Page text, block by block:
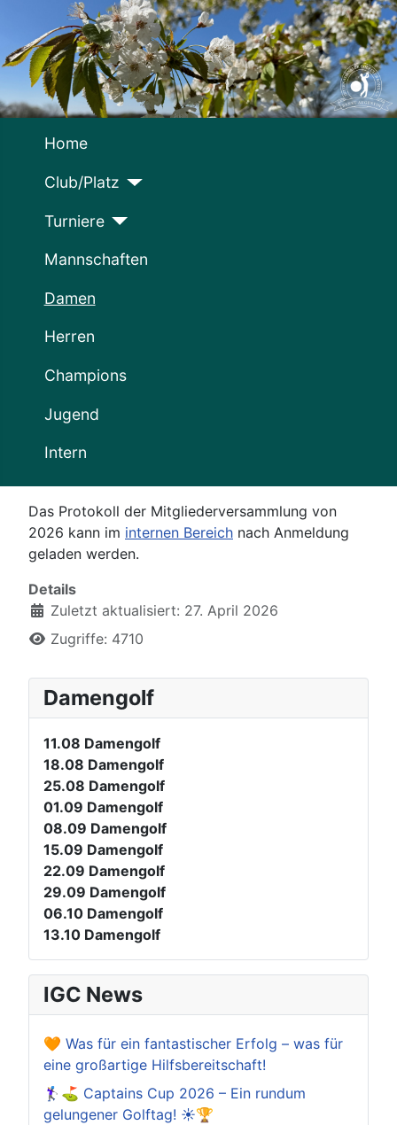
Home
Club/Platz
Turniere
Mannschaften
Damen
Herren
Champions
Jugend
Intern
Das Protokoll der Mitgliederversammlung von
2026 kann im internen Bereich nach Anmeldung
geladen werden.
Details
Zuletzt aktualisiert: 27. April 2026
Zugriffe: 4710
Damengolf
11.08 Damengolf
18.08 Damengolf
25.08 Damengolf
01.09 Damengolf
08.09 Damengolf
15.09 Damengolf
22.09 Damengolf
29.09 Damengolf
06.10 Damengolf
13.10 Damengolf
IGC News
🧡 Was für ein fantastischer Erfolg – was für
eine großartige Hilfsbereitschaft!
🏌️‍♀️⛳ Captains Cup 2026 – Ein rundum
gelungener Golftag! ☀️🏆